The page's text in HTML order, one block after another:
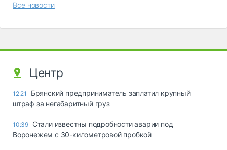
Все новости
Центр
12:21
Брянский предприниматель заплатил крупный
штраф за негабаритный груз
10:39 Стали известны подробности аварии под
Воронежем с 30-километровой пробкой